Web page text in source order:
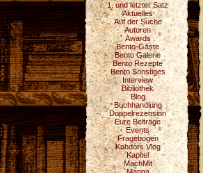
1. und letzter Satz
Aktuelles
Auf der Suche
Autoren
Awards
Bento-Gäste
Bento Galerie
Bento Rezepte
Bento Sonstiges
Interview
Bibliothek
Blog
Buchhandlung
Doppelrezension
Eure Beiträge
Events
Fragebogen
Kahdors Vlog
Kapitel
MachMit